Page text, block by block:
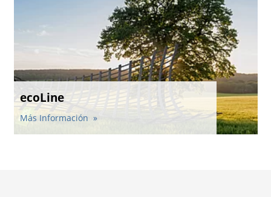
ecoLine
Más Información